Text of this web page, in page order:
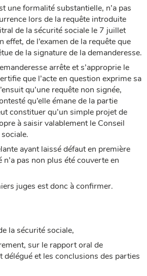
une formalité substantielle, n’a pas
lors de la requête introduite
de la sécurité sociale le 7 juillet
effet, de l’examen de la requête que
de la signature de la demanderesse.
arrête et s’approprie le
que l’acte en question exprime sa
qu’une requête non signée,
qu’elle émane de la partie
constituer qu’un simple projet de
à saisir valablement le Conseil
ayant laissé défaut en première
pas non plus été couverte en
juges est donc à confirmer.
la sécurité sociale,
sur le rapport oral de
délégué et les conclusions des parties